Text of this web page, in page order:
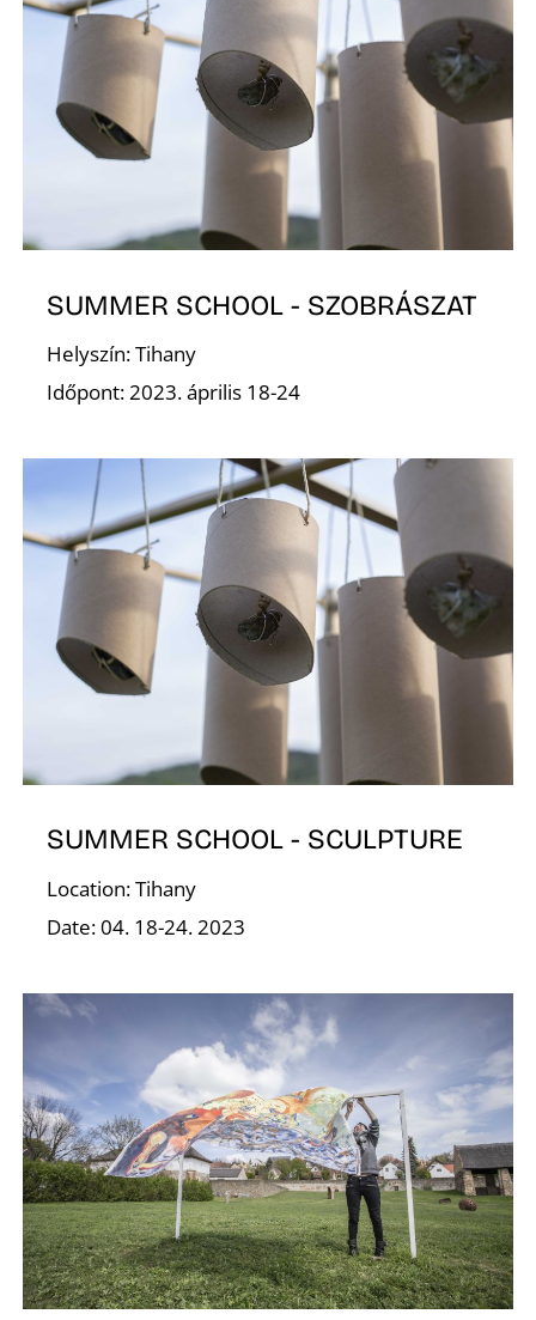
SUMMER SCHOOL - SZOBRÁSZAT
Helyszín: Tihany
Időpont: 2023. április 18-24
SUMMER SCHOOL - SCULPTURE
Location: Tihany
Date: 04. 18-24. 2023